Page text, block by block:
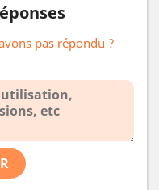
pas répondu ?